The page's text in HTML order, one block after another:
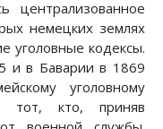
централизованное
немецких землях
уголовные кодексы.
и в Баварии в 1869
уголовному
тот, кто, приняв